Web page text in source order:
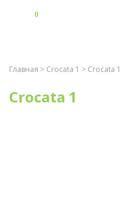
0
Главная > Crocata 1 > Crocata 1
Crocata 1